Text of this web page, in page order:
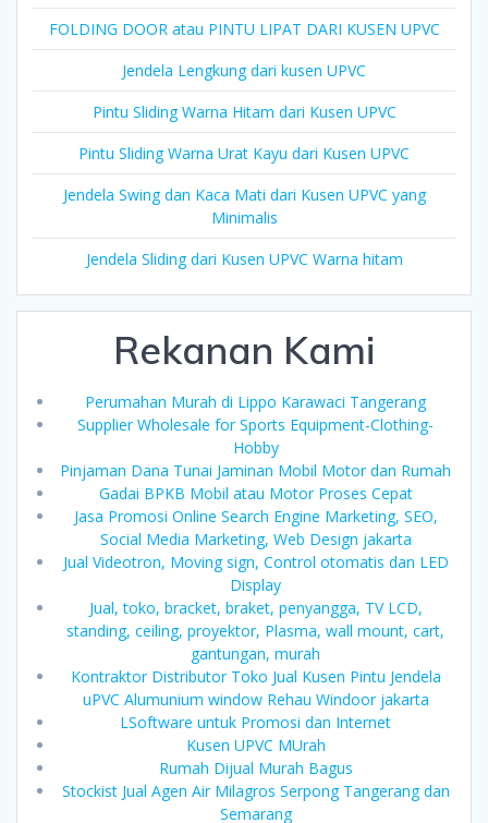
FOLDING DOOR atau PINTU LIPAT DARI KUSEN UPVC
Jendela Lengkung dari kusen UPVC
Pintu Sliding Warna Hitam dari Kusen UPVC
Pintu Sliding Warna Urat Kayu dari Kusen UPVC
Jendela Swing dan Kaca Mati dari Kusen UPVC yang
Minimalis
Jendela Sliding dari Kusen UPVC Warna hitam
Rekanan Kami
Perumahan Murah di Lippo Karawaci Tangerang
Supplier Wholesale for Sports Equipment-Clothing-
Hobby
Pinjaman Dana Tunai Jaminan Mobil Motor dan Rumah
Gadai BPKB Mobil atau Motor Proses Cepat
Jasa Promosi Online Search Engine Marketing, SEO,
Social Media Marketing, Web Design jakarta
Jual Videotron, Moving sign, Control otomatis dan LED
Display
Jual, toko, bracket, braket, penyangga, TV LCD,
standing, ceiling, proyektor, Plasma, wall mount, cart,
gantungan, murah
Kontraktor Distributor Toko Jual Kusen Pintu Jendela
uPVC Alumunium window Rehau Windoor jakarta
LSoftware untuk Promosi dan Internet
Kusen UPVC MUrah
Rumah Dijual Murah Bagus
Stockist Jual Agen Air Milagros Serpong Tangerang dan
Semarang